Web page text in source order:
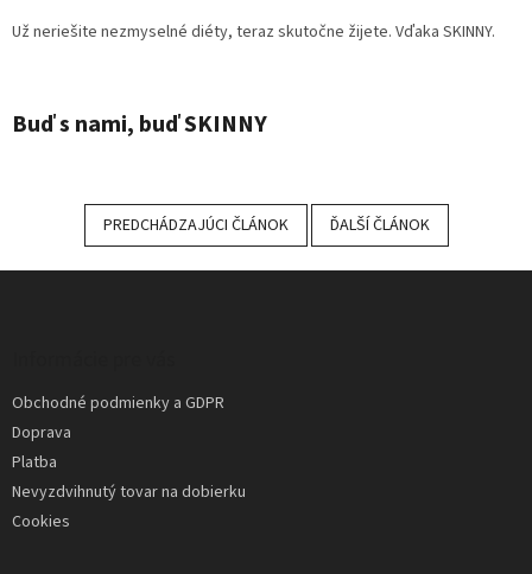
Už neriešite nezmyselné diéty, teraz skutočne žijete. Vďaka SKINNY.
Buď s nami, buď SKINNY
PREDCHÁDZAJÚCI ČLÁNOK ĎALŠÍ ČLÁNOK
Obchodné podmienky a GDPR
Doprava
Platba
Nevyzdvihnutý tovar na dobierku
Cookies